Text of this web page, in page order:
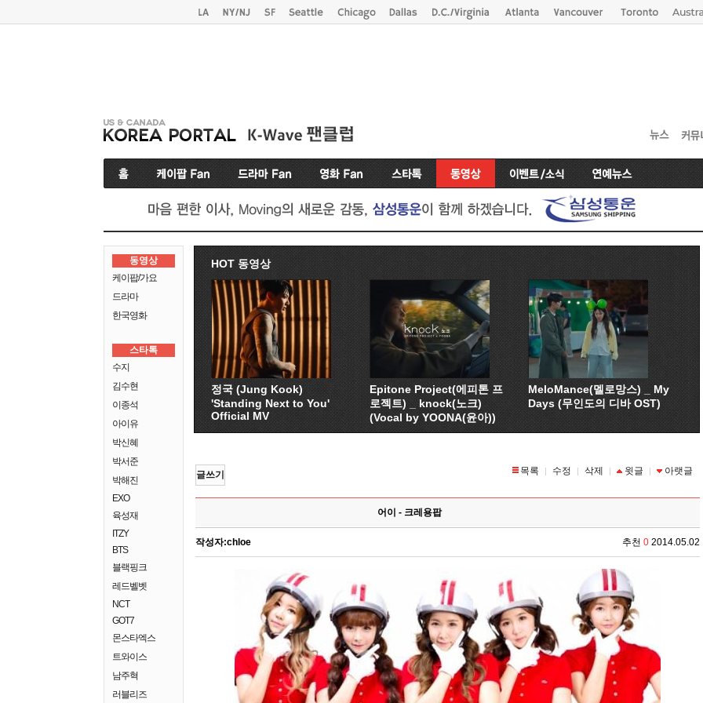
동영상
케이팝/가요
드라마
한국영화
스타톡
수지
김수현
이종석
아이유
박신혜
박서준
박해진
EXO
육성재
ITZY
BTS
블랙핑크
레드벨벳
NCT
GOT7
몬스타엑스
트와이스
남주혁
러블리즈
HOT 동영상
정국 (Jung Kook)
'Standing Next to You'
Official MV
Epitone Project(에피톤 프
로젝트) _ knock(노크)
(Vocal by YOONA(윤아))
MeloMance(멜로망스) _ My
Days (무인도의 디바 OST)
글쓰기 목록 | 수정 | 삭제 | 윗글 | 아랫글
어이 - 크레용팝
작성자:chloe 추천 0 2014.05.02